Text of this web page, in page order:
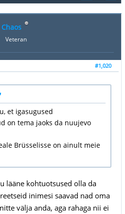
Chaos
Veteran
#1,020
et igasugused
on tema jaoks da nuujevo
Brüsselisse on ainult meie
lääne kohtuotsused olla da
inimesi saavad nad oma
välja anda, aga rahaga nii ei